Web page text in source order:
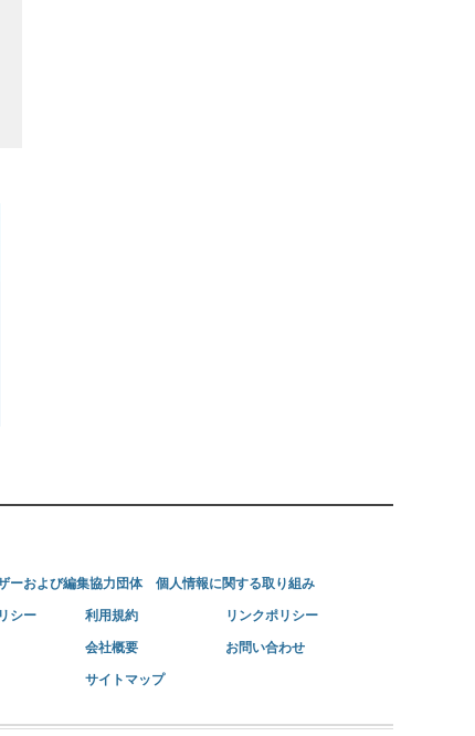
ーおよび編集協力団体 個人情報に関する取り組み
シー 利用規約 リンクポリシー
会社概要 お問い合わせ
サイトマップ